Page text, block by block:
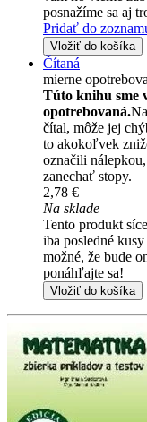
posnažíme sa aj
Pridať do
Vložiť do košíka
Čítaná
mierne
Túto knihu sme
opotrebovaná.
čítal, môže jej
to akokoľvek
označili
zanechať stopy.
2,78 €
Na sklade
Tento produkt
iba posledné
možné, že bude
ponáhľajte sa!
Vložiť do košíka